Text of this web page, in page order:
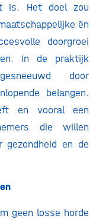
is. Het doel zou
én
doorgroei
In de praktijk
door
belangen.
en vooral een
die willen
gezondheid en de
geen losse horde